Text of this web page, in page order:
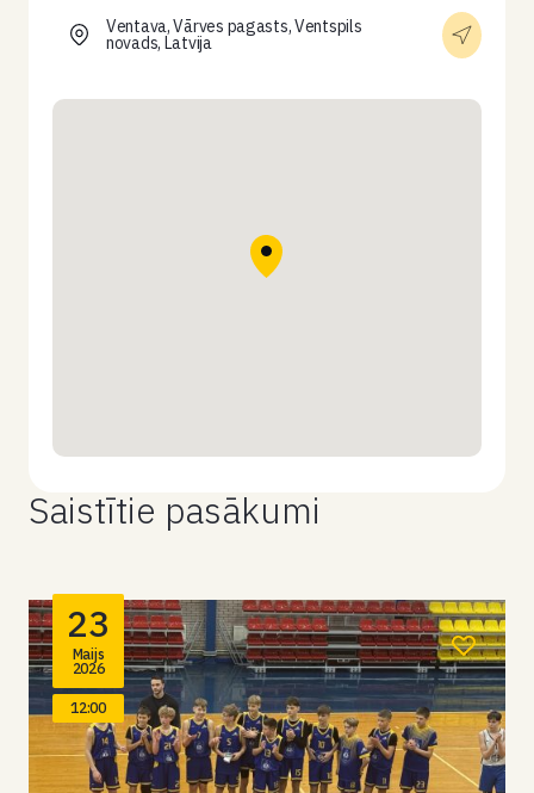
Ventava, Vārves pagasts, Ventspils
novads, Latvija
Saistītie pasākumi
23
Maijs
2026
12:00